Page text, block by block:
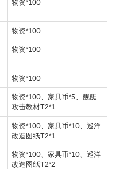
物资*100
物资*100
物资*100
物资*100
物资*100、家具币*5、舰艇
攻击教材T2*1
物资*100、家具币*10、巡洋
改造图纸T2*1
物资*100、家具币*10、巡洋
改造图纸T2*2